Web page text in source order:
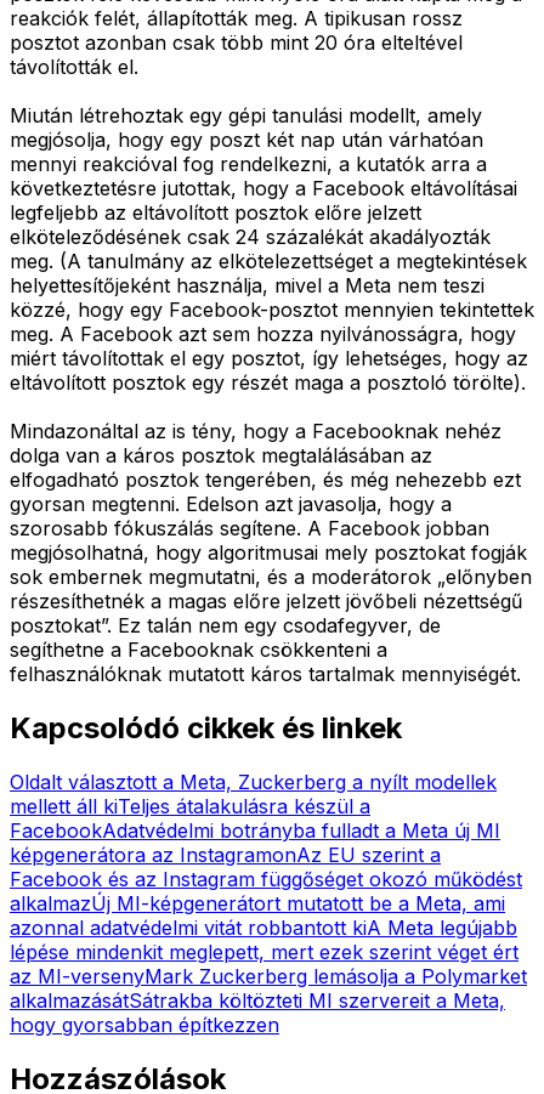
reakciók felét, állapították meg. A tipikusan rossz
posztot azonban csak több mint 20 óra elteltével
távolították el.
Miután létrehoztak egy gépi tanulási modellt, amely
megjósolja, hogy egy poszt két nap után várhatóan
mennyi reakcióval fog rendelkezni, a kutatók arra a
következtetésre jutottak, hogy a Facebook eltávolításai
legfeljebb az eltávolított posztok előre jelzett
elköteleződésének csak 24 százalékát akadályozták
meg. (A tanulmány az elkötelezettséget a megtekintések
helyettesítőjeként használja, mivel a Meta nem teszi
közzé, hogy egy Facebook-posztot mennyien tekintettek
meg. A Facebook azt sem hozza nyilvánosságra, hogy
miért távolítottak el egy posztot, így lehetséges, hogy az
eltávolított posztok egy részét maga a posztoló törölte).
Mindazonáltal az is tény, hogy a Facebooknak nehéz
dolga van a káros posztok megtalálásában az
elfogadható posztok tengerében, és még nehezebb ezt
gyorsan megtenni. Edelson azt javasolja, hogy a
szorosabb fókuszálás segítene. A Facebook jobban
megjósolhatná, hogy algoritmusai mely posztokat fogják
sok embernek megmutatni, és a moderátorok „előnyben
részesíthetnék a magas előre jelzett jövőbeli nézettségű
posztokat”. Ez talán nem egy csodafegyver, de
segíthetne a Facebooknak csökkenteni a
felhasználóknak mutatott káros tartalmak mennyiségét.
Kapcsolódó cikkek és linkek
Oldalt választott a Meta, Zuckerberg a nyílt modellek
mellett áll kiTeljes átalakulásra készül a
FacebookAdatvédelmi botrányba fulladt a Meta új MI
képgenerátora az InstagramonAz EU szerint a
Facebook és az Instagram függőséget okozó működést
alkalmazÚj MI-képgenerátort mutatott be a Meta, ami
azonnal adatvédelmi vitát robbantott kiA Meta legújabb
lépése mindenkit meglepett, mert ezek szerint véget ért
az MI-versenyMark Zuckerberg lemásolja a Polymarket
alkalmazásátSátrakba költözteti MI szervereit a Meta,
hogy gyorsabban építkezzen
Hozzászólások